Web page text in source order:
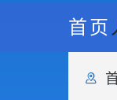
首页